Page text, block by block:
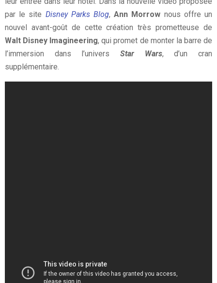
par le site Disney Parks Blog,Ann Morrow nous offre un
nouvel avant-goût de cette création très prometteuse de
Walt Disney Imagineering, qui promet de monter la barre de
l’immersion dans l’univers Star Wars, d’un cran
supplémentaire.